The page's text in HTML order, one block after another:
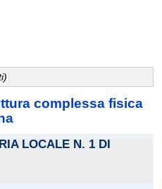
complessa fisica
LOCALE N. 1 DI